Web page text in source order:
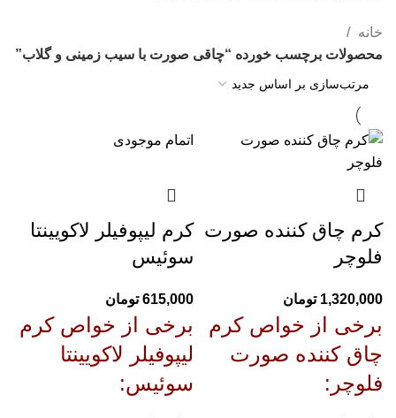
خانه
محصولات برچسب خورده “چاقی صورت با سیب زمینی و گلاب”
کرم چاق کننده صورت
فلوچر
1,320,000 تومان
برخی از خواصکرم
چاق کننده صورت
فلوچر:
اتمام موجودی
کرم لیپوفیلر لاکویینتا
سوئیس
615,000 تومان
برخی از خواصکرم
لیپوفیلر لاکویینتا
سوئیس: